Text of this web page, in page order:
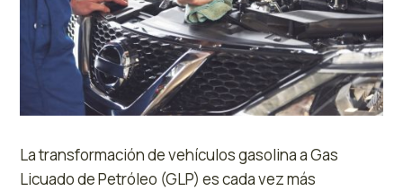
La transformación de vehículos gasolina a Gas
Licuado de Petróleo (GLP) es cada vez más